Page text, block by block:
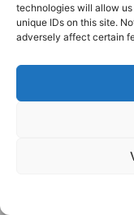
technologies will allow
unique IDs on this site.
adversely affect certain